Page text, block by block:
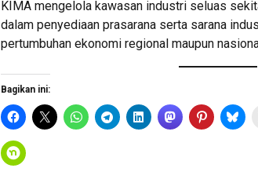
KIMA mengelola kawasan industri seluas
dalam penyediaan prasarana serta sarana
pertumbuhan ekonomi regional maupun
Bagikan ini: